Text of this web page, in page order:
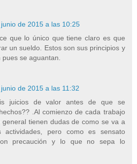
de 2015 a las 10:25
que lo único que tiene claro es que
un sueldo. Estos son sus principios y
se aguantan.
de 2015 a las 11:32
juicios de valor antes de que se
.Al comienzo de cada trabajo
tienen dudas de como se va a
actividades, pero como es sensato
precaución y lo que no sepa lo